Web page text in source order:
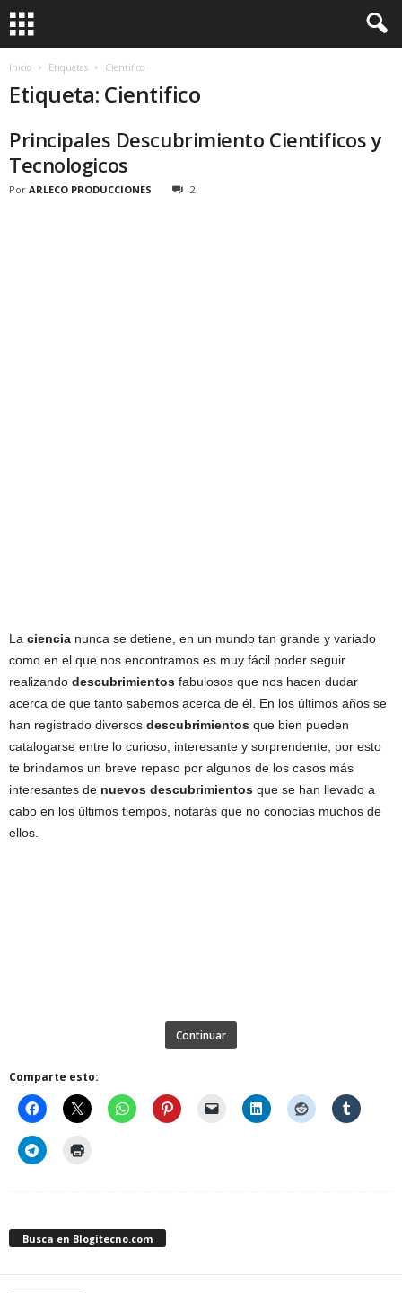
Inicio Etiquetas Cientifico
Etiqueta: Cientifico
Principales Descubrimiento Cientificos y
Tecnologicos
Por ARLECO PRODUCCIONES 2
La ciencia nunca se detiene, en un mundo tan grande y variado
como en el que nos encontramos es muy fácil poder seguir
realizando descubrimientos fabulosos que nos hacen dudar
acerca de que tanto sabemos acerca de él. En los últimos años se
han registrado diversos descubrimientos que bien pueden
catalogarse entre lo curioso, interesante y sorprendente, por esto
te brindamos un breve repaso por algunos de los casos más
interesantes de nuevos descubrimientos que se han llevado a
cabo en los últimos tiempos, notarás que no conocías muchos de
ellos.
Continuar
Comparte esto:
Busca en Blogitecno.com